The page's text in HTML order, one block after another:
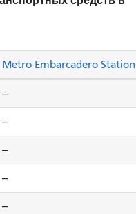
Metro Embarcadero Station
--
--
--
--
--